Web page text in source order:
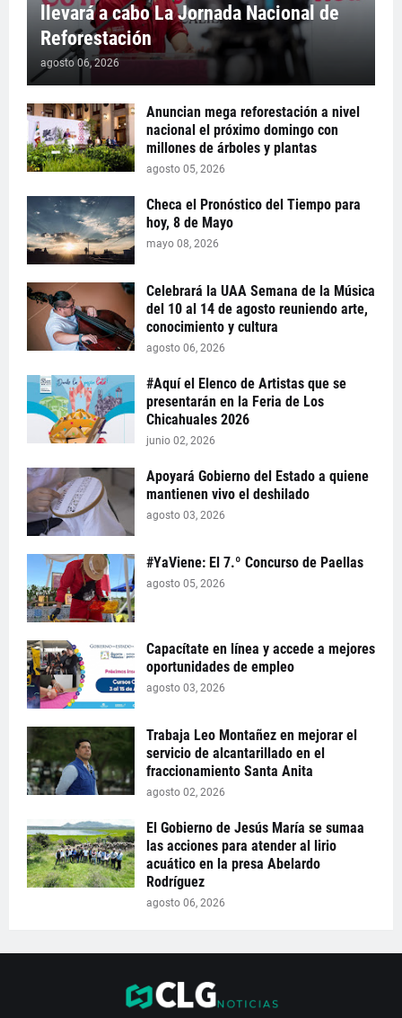
llevará a cabo La Jornada Nacional de
Reforestación
agosto 06, 2026
Anuncian mega reforestación a nivel
nacional el próximo domingo con
millones de árboles y plantas
agosto 05, 2026
Checa el Pronóstico del Tiempo para
hoy, 8 de Mayo
mayo 08, 2026
Celebrará la UAA Semana de la Música
del 10 al 14 de agosto reuniendo arte,
conocimiento y cultura
agosto 06, 2026
#Aquí el Elenco de Artistas que se
presentarán en la Feria de Los
Chicahuales 2026
junio 02, 2026
Apoyará Gobierno del Estado a quiene
mantienen vivo el deshilado
agosto 03, 2026
#YaViene: El 7.º Concurso de Paellas
agosto 05, 2026
Capacítate en línea y accede a mejores
oportunidades de empleo
agosto 03, 2026
Trabaja Leo Montañez en mejorar el
servicio de alcantarillado en el
fraccionamiento Santa Anita
agosto 02, 2026
El Gobierno de Jesús María se sumaa
las acciones para atender al lirio
acuático en la presa Abelardo
Rodríguez
agosto 06, 2026